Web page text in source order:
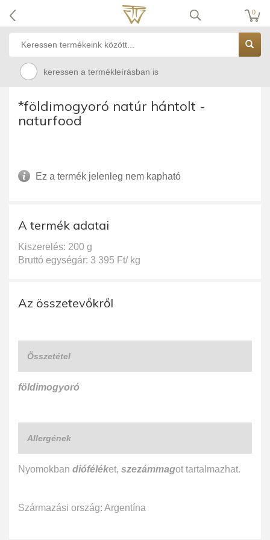
0
keressen a termékleírásban is
*földimogyoró natúr hántolt -
naturfood
Ez a termék jelenleg nem kapható
A termék adatai
Kiszerelés: 200 g
Bruttó egységár: 3 395 Ft/ kg
Az összetevőkről
Összetétel
földimogyoró
Allergének
Nyomokban dióféléket, szezámmagot tartalmazhat.
Származási ország: Argentína